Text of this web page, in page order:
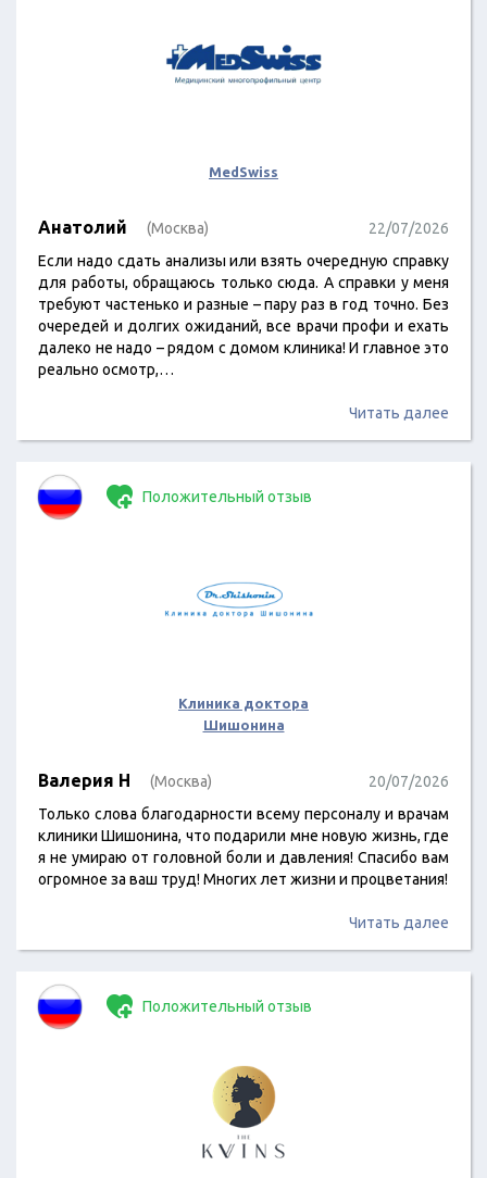
MedSwiss
Анатолий (Москва)
22/07/2026
Если надо сдать анализы или взять очередную справку
для работы, обращаюсь только сюда. А справки у меня
требуют частенько и разные – пару раз в год точно. Без
очередей и долгих ожиданий, все врачи профи и ехать
далеко не надо – рядом с домом клиника! И главное это
реально осмотр,…
Читать далее
Положительный отзыв
Клиника доктора
Шишонина
Валерия Н (Москва)
20/07/2026
Только слова благодарности всему персоналу и врачам
клиники Шишонина, что подарили мне новую жизнь, где
я не умираю от головной боли и давления! Спасибо вам
огромное за ваш труд! Многих лет жизни и процветания!
Читать далее
Положительный отзыв